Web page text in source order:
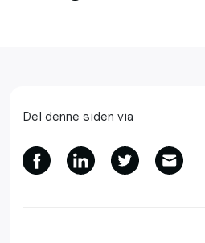
Del denne siden via